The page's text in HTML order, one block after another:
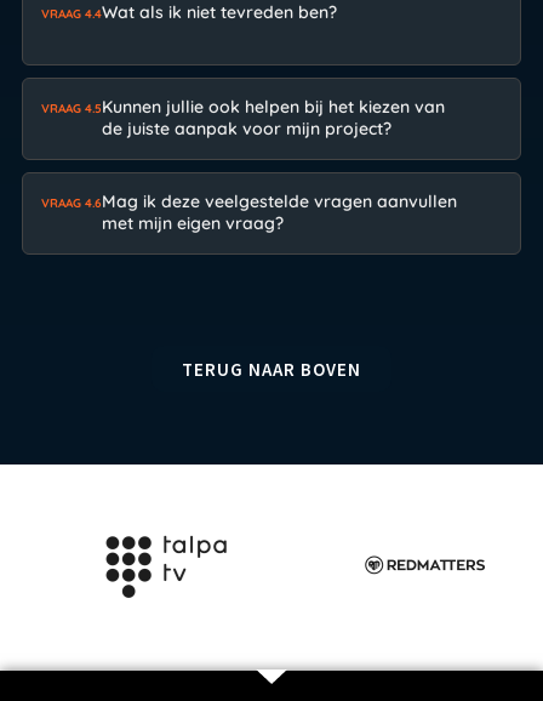
VRAAG 4.4Wat als ik niet tevreden ben?
VRAAG 4.5Kunnen jullie ook helpen bij het kiezen van
de juiste aanpak voor mijn project?
VRAAG 4.6Mag ik deze veelgestelde vragen aanvullen
met mijn eigen vraag?
TERUG NAAR BOVEN